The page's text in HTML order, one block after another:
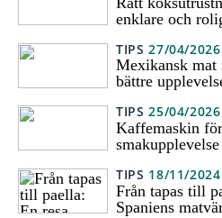
enklare och
TIPS 27/04/2026
Mexikansk
bättre
TIPS 25/04/2026
Kaffemaskin
TIPS 18/11/2024
Från tapas till
Spaniens